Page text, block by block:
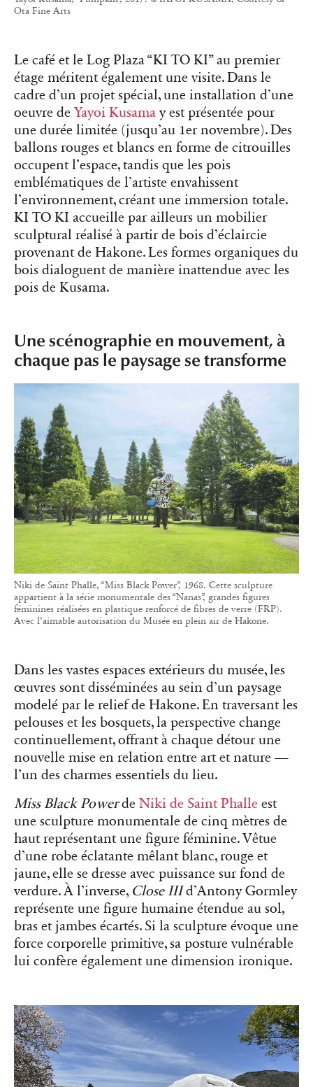
Ota Fine Arts
Le café et le Log Plaza “KI TO KI” au premier
étage méritent également une visite. Dans le
cadre d’un projet spécial, une installation d’une
oeuvre de Yayoi Kusama y est présentée pour
une durée limitée (jusqu’au 1er novembre). Des
ballons rouges et blancs en forme de citrouilles
occupent l’espace, tandis que les pois
emblématiques de l’artiste envahissent
l’environnement, créant une immersion totale.
KI TO KI accueille par ailleurs un mobilier
sculptural réalisé à partir de bois d’éclaircie
provenant de Hakone. Les formes organiques du
bois dialoguent de manière inattendue avec les
pois de Kusama.
Une scénographie en mouvement, à
chaque pas le paysage se transforme
Niki de Saint Phalle, “Miss Black Power”, 1968. Cette sculpture
appartient à la série monumentale des “Nanas”, grandes figures
féminines réalisées en plastique renforcé de fibres de verre (FRP).
Avec l’aimable autorisation du Musée en plein air de Hakone.
Dans les vastes espaces extérieurs du musée, les
œuvres sont disséminées au sein d’un paysage
modelé par le relief de Hakone. En traversant les
pelouses et les bosquets, la perspective change
continuellement, offrant à chaque détour une
nouvelle mise en relation entre art et nature —
l’un des charmes essentiels du lieu.
Miss Black Powerde Niki de Saint Phalle est
une sculpture monumentale de cinq mètres de
haut représentant une figure féminine. Vêtue
d’une robe éclatante mêlant blanc, rouge et
jaune, elle se dresse avec puissance sur fond de
verdure. À l’inverse, Close IIId’Antony Gormley
représente une figure humaine étendue au sol,
bras et jambes écartés. Si la sculpture évoque une
force corporelle primitive, sa posture vulnérable
lui confère également une dimension ironique.